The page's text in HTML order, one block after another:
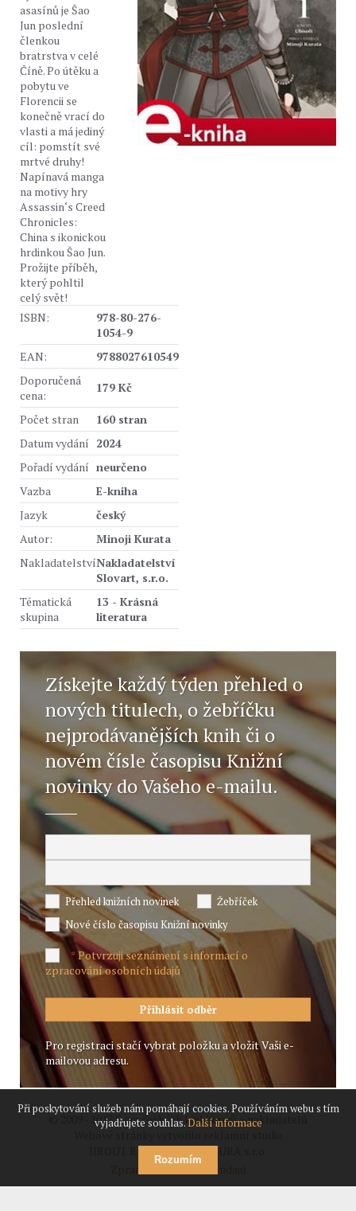
asasínů je Šao
Jun poslední
členkou
bratrstva v celé
Číně. Po útěku a
pobytu ve
Florencii se
konečně vrací do
vlasti a má jediný
cíl: pomstít své
mrtvé druhy!
Napínavá manga
na motivy hry
Assassin‘s Creed
Chronicles:
China s ikonickou
hrdinkou Šao Jun.
Prožijte příběh,
který pohltil
celý svět!
ISBN:
978-80-276-
1054-9
EAN:
9788027610549
Doporučená
cena:
179 Kč
Počet stran
160 stran
Datum vydání 2024
Pořadí vydání neurčeno
Vazba
E-kniha
Jazyk
český
Autor:
Minoji Kurata
NakladatelstvíNakladatelství
Slovart, s.r.o.
Tématická
skupina
13 - Krásná
literatura
Získejte každý týden přehled o
nových titulech, o žebříčku
nejprodávanějších knih či o
novém čísle časopisu Knižní
novinky do Vašeho e-mailu.
Přehled knižních novinek
Žebříček
Nové číslo časopisu Knižní novinky
*Potvrzuji seznámení s informací o
zpracování osobních údajů
Pro registraci stačí vybrat položku a vložit Vaši e-
mailovou adresu.
© 2009 - 2017 Svaz českých knihkupců a nakladatelů
JIROUT REKLANÍ AGENTURA s.r.o.
Zpracování osobních údajů
Při poskytování služeb nám pomáhají cookies. Používáním webu s tím
vyjadřujete souhlas.Další informace
Rozumím